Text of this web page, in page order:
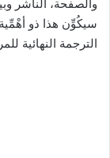
والصفحة، الناشر
سيكُوِّن هذا ذو
الترجمة النهائية